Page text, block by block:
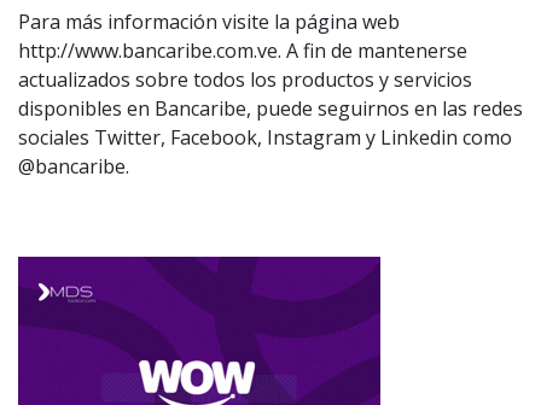
Para más información visite la página web
http://www.bancaribe.com.ve. A fin de mantenerse
actualizados sobre todos los productos y servicios
disponibles en Bancaribe, puede seguirnos en las redes
sociales Twitter, Facebook, Instagram y Linkedin como
@bancaribe.